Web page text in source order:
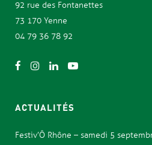
92 rue des Fontanettes
73 170 Yenne
04 79 36 78 92
ACTUALITÉS
Festiv’Ô Rhône – samedi 5